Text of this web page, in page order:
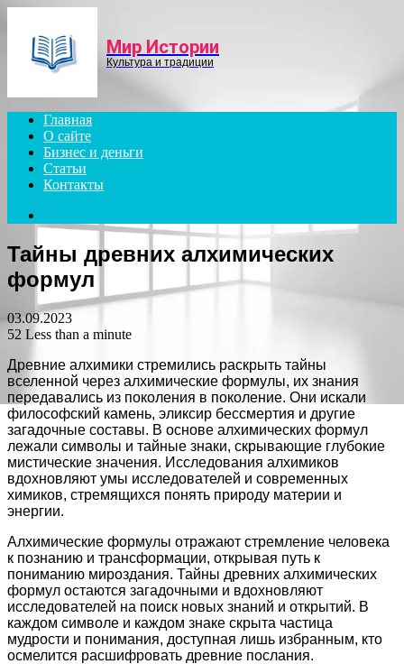
Мир Истории
Культура и традиции
Главная
О сайте
Бизнес и деньги
Статьи
Контакты
for
Тайны древних алхимических
формул
03.09.2023
52 Less than a minute
Древние алхимики стремились раскрыть тайны
вселенной через алхимические формулы, их знания
передавались из поколения в поколение. Они искали
философский камень, эликсир бессмертия и другие
загадочные составы. В основе алхимических формул
лежали символы и тайные знаки, скрывающие глубокие
мистические значения. Исследования алхимиков
вдохновляют умы исследователей и современных
химиков, стремящихся понять природу материи и
энергии.
Алхимические формулы отражают стремление человека
к познанию и трансформации, открывая путь к
пониманию мироздания. Тайны древних алхимических
формул остаются загадочными и вдохновляют
исследователей на поиск новых знаний и открытий. В
каждом символе и каждом знаке скрыта частица
мудрости и понимания, доступная лишь избранным, кто
осмелится расшифровать древние послания.